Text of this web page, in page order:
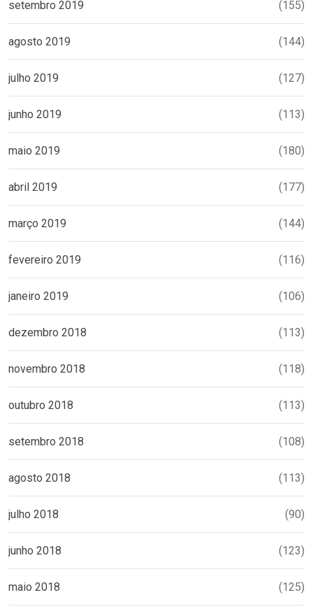
setembro 2019 (155)
agosto 2019 (144)
julho 2019 (127)
junho 2019 (113)
maio 2019 (180)
abril 2019 (177)
março 2019 (144)
fevereiro 2019 (116)
janeiro 2019 (106)
dezembro 2018 (113)
novembro 2018 (118)
outubro 2018 (113)
setembro 2018 (108)
agosto 2018 (113)
julho 2018 (90)
junho 2018 (123)
maio 2018 (125)